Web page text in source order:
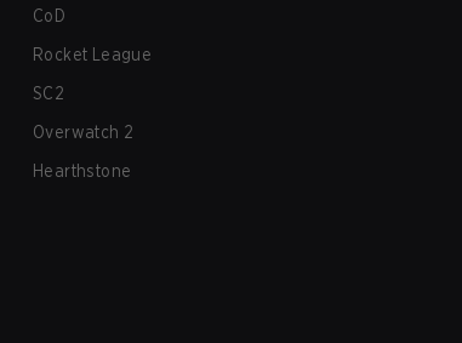
CoD
Rocket League
SC2
Overwatch 2
Hearthstone